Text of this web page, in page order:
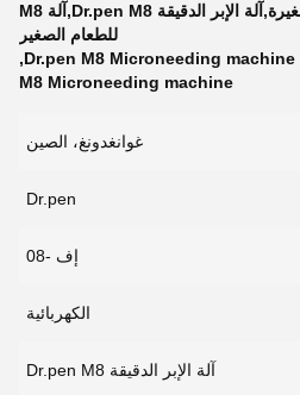
قلم دارما آلة الحاجة الصغيرة,آلة الإبر الدقيقة Dr.pen M8,آلة M8
للطعام الصغير
Dr.pen M8 Microneeding machine
,
M8 Microneeding machine
غوانغدونغ، الصين
Dr.pen
إف -08
الكهربائية
آلة الإبر الدقيقة Dr.pen M8